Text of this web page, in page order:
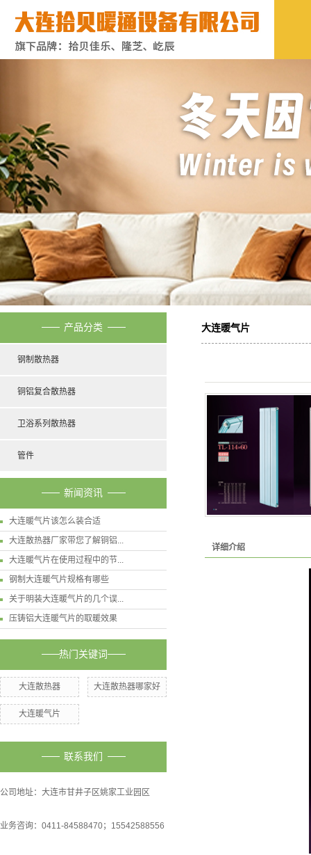
产品分类
钢制散热器
铜铝复合散热器
卫浴系列散热器
管件
新闻资讯
大连暖气片该怎么装合适
大连散热器厂家带您了解铜铝...
大连暖气片在使用过程中的节...
钢制大连暖气片规格有哪些
关于明装大连暖气片的几个误...
压铸铝大连暖气片的取暖效果
热门关键词
大连散热器 大连散热器哪家好
大连暖气片
联系我们
公司地址：大连市甘井子区姚家工业园区
业务咨询：0411-84588470；15542588556
大连暖气片
详细介绍